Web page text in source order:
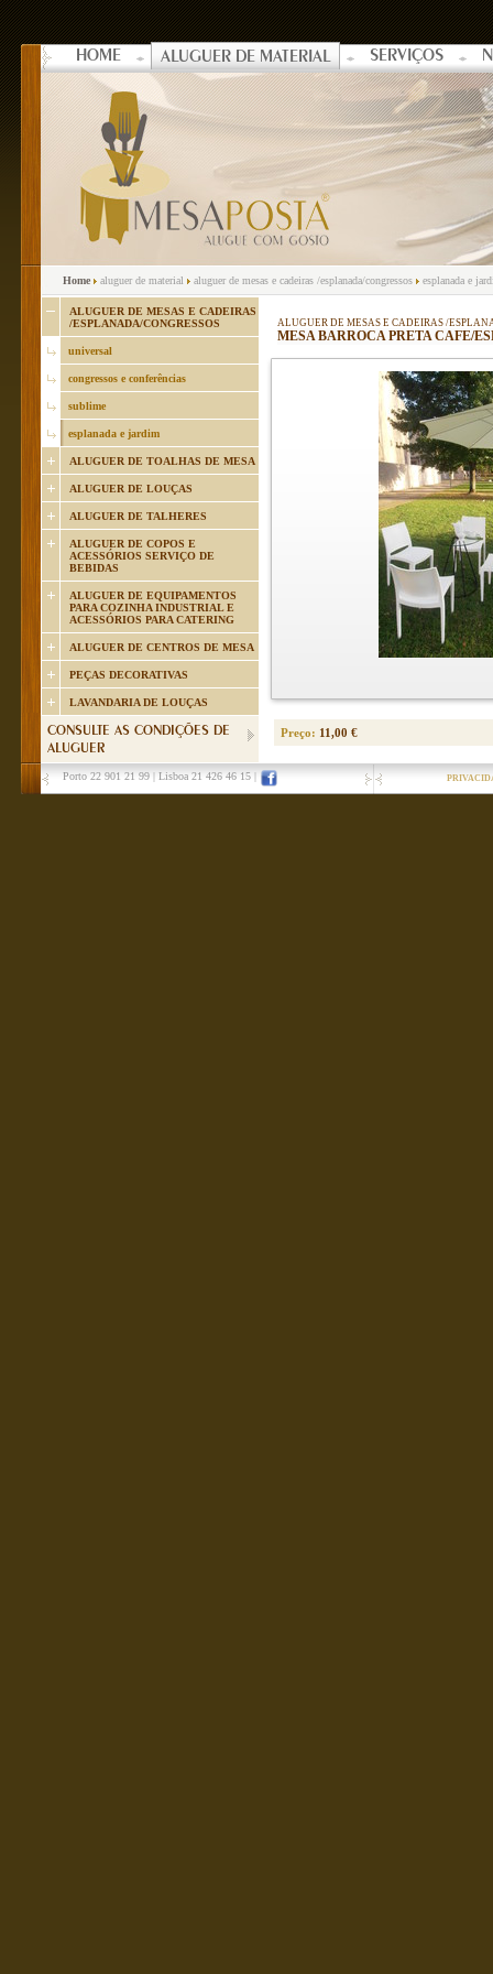
HOME ALUGUER DE MATERIAL SERVIÇOS
Home aluguer de material aluguer de mesas e cadeiras /esplanada/congressos esplanada e
ALUGUER DE MESAS E CADEIRAS
/ESPLANADA/CONGRESSOS
universal
congressos e conferências
sublime
esplanada e jardim
ALUGUER DE TOALHAS DE MESA
ALUGUER DE LOUÇAS
ALUGUER DE TALHERES
ALUGUER DE COPOS E
ACESSÓRIOS SERVIÇO DE
BEBIDAS
ALUGUER DE EQUIPAMENTOS
PARA COZINHA INDUSTRIAL E
ACESSÓRIOS PARA CATERING
ALUGUER DE CENTROS DE MESA
PEÇAS DECORATIVAS
LAVANDARIA DE LOUÇAS
CONSULTE AS CONDIÇÕES DE
ALUGUER
ALUGUER DE MESAS E CADEIRAS /
MESA BARROCA PRETA CAFE/
Preço: 11,00 €
Porto 22 901 21 99 Lisboa 21 426 46 15